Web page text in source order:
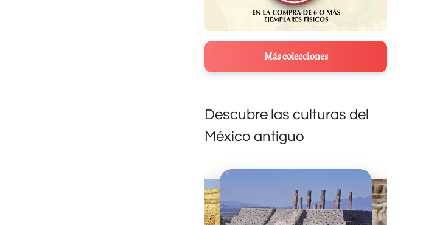
Más colecciones
Descubre las culturas del
México antiguo